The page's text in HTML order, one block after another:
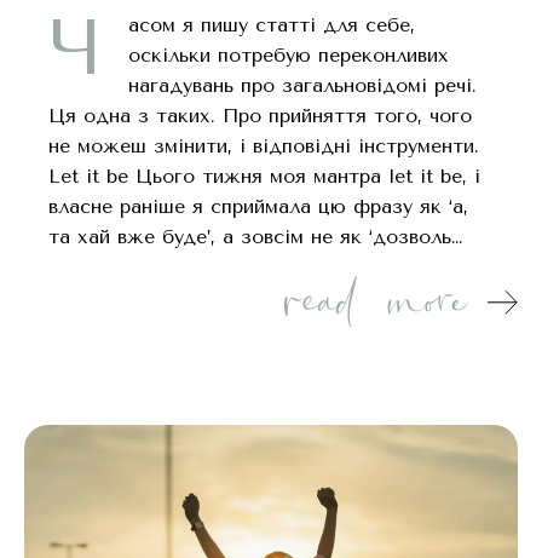
Ч
асом я пишу статті для себе,
оскільки потребую переконливих
нагадувань про загальновідомі речі.
Ця одна з таких. Про прийняття того, чого
не можеш змінити, і відповідні інструменти.
Let it be Цього тижня моя мантра let it be, і
власне раніше я сприймала цю фразу як ‘а,
та хай вже буде’, а зовсім не як ‘дозволь…